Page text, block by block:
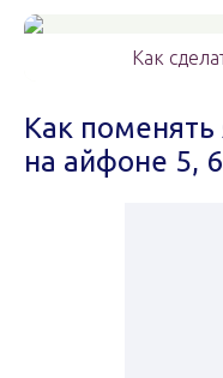
Как
Как
на айфоне 5,